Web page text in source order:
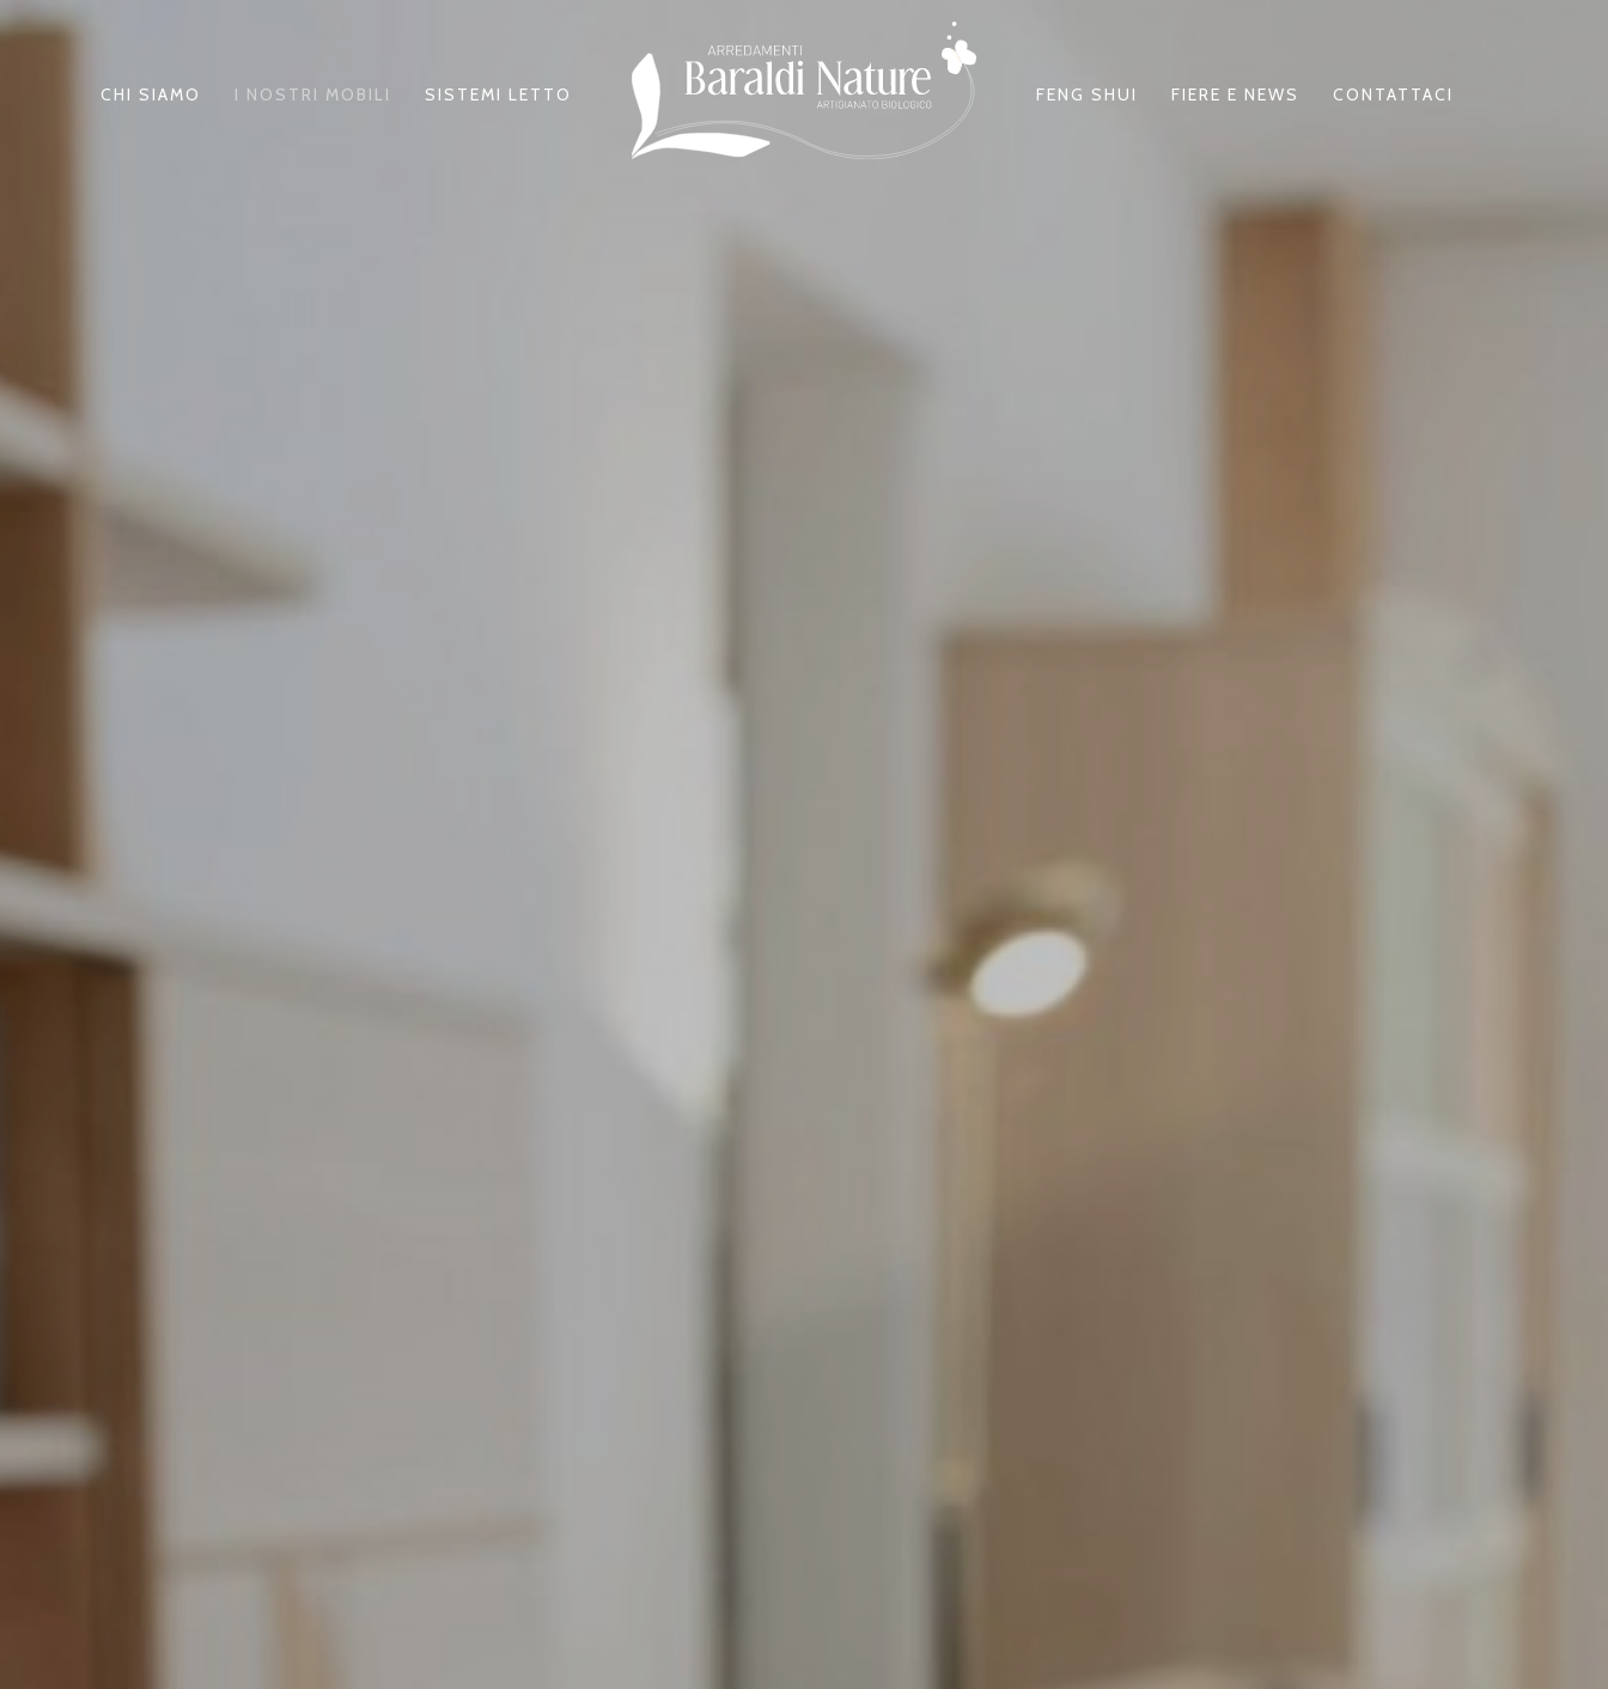
CHI SIAMO I NOSTRI MOBILI SISTEMI LETTO FENG SHUI FIERE E NEWS CONTATTACI